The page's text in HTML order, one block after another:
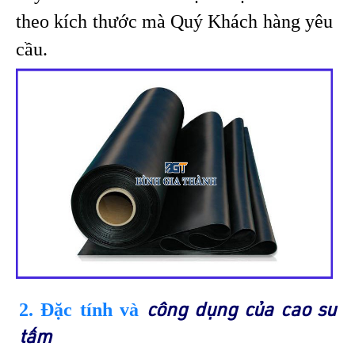
theo kích thước mà Quý Khách hàng yêu
cầu.
2. Đặc tính và công dụng của cao su
tấm